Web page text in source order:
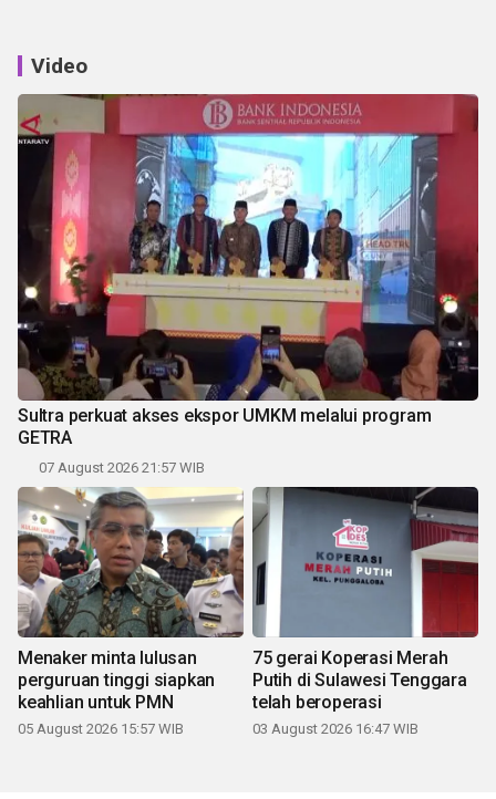
Video
Sultra perkuat akses ekspor UMKM melalui program
GETRA
07 August 2026 21:57 WIB
Menaker minta lulusan
perguruan tinggi siapkan
keahlian untuk PMN
05 August 2026 15:57 WIB
75 gerai Koperasi Merah
Putih di Sulawesi Tenggara
telah beroperasi
03 August 2026 16:47 WIB